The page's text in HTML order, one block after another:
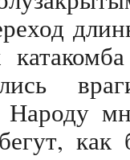
Народу
как